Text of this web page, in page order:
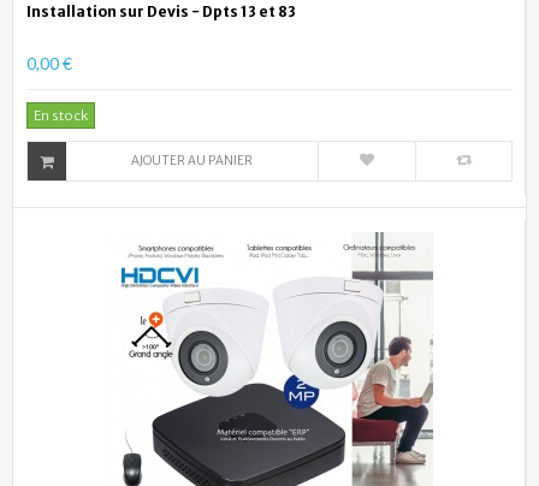
Installation sur Devis - Dpts 13 et 83
0,00 €
En stock
AJOUTER AU PANIER